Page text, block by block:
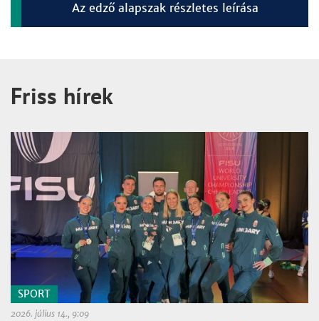
Az edző alapszak részletes leírása
Friss hírek
SPORT
2026. július 14., 9:09